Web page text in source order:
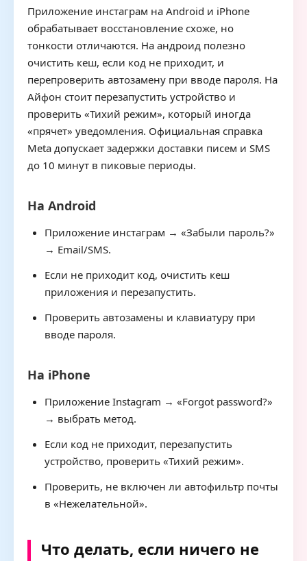
Приложение инстаграм на Android и iPhone
обрабатывает восстановление схоже, но
тонкости отличаются. На андроид полезно
очистить кеш, если код не приходит, и
перепроверить автозамену при вводе пароля. На
Айфон стоит перезапустить устройство и
проверить «Тихий режим», который иногда
«прячет» уведомления. Официальная справка
Meta допускает задержки доставки писем и SMS
до 10 минут в пиковые периоды.
На Android
Приложение инстаграм → «Забыли пароль?»
→ Email/SMS.
Если не приходит код, очистить кеш
приложения и перезапустить.
Проверить автозамены и клавиатуру при
вводе пароля.
На iPhone
Приложение Instagram → «Forgot password?»
→ выбрать метод.
Если код не приходит, перезапустить
устройство, проверить «Тихий режим».
Проверить, не включен ли автофильтр почты
в «Нежелательной».
Что делать, если ничего не